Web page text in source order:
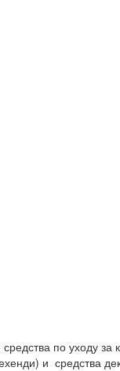
по уходу
и средства